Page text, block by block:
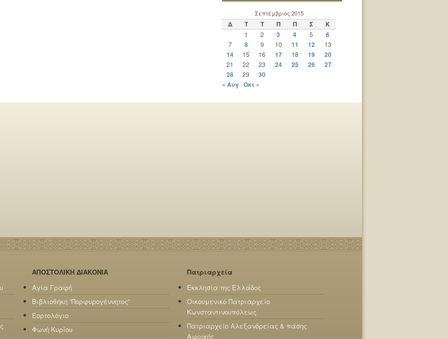
Σεπτέμβριος 2015
Δ Τ Τ Π Π Σ Κ
1 2 3 4 5 6
7 8 9 10 11 12 13
14 15 16 17 18 19 20
21 22 23 24 25 26
27
28
29
30
« Αυγ Οκτ »
ΑΠΟΣΤΟΛΙΚΗ ΔΙΑΚΟΝΙΑ
Αγία Γραφή
Βιβλιοθήκη “Πορφυρογέννητος”
Εορτολόγιο
Φωνή Κυρίου
Πατριαρχεία
Εκκλησία της Ελλάδος
Οικουμενικό Πατριαρχείο
Κωνσταντινουπόλεως
Πατριαρχείο Αλεξανδρείας & πάσης
Αφρικής